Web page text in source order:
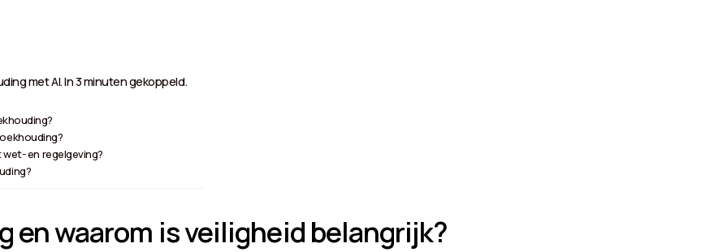
met AI. In 3 minuten gekoppeld.
en regelgeving?
en waarom is veiligheid belangrijk?